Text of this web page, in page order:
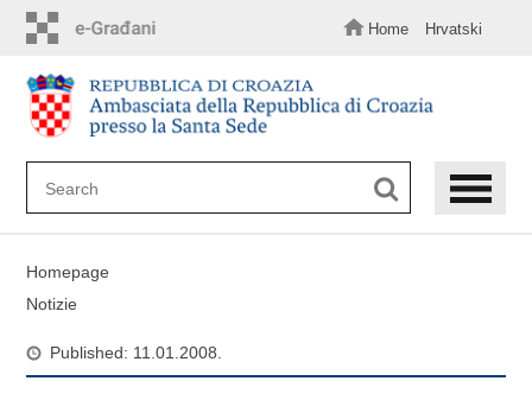
content
Home Hrvatski
Homepage
Notizie
Published: 11.01.2008.